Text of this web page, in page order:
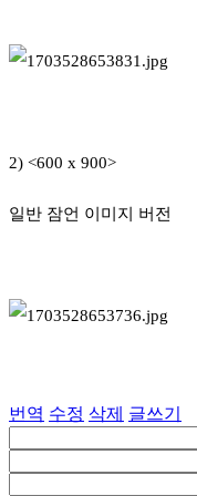
2) <600 x 900>
일반 잠언 이미지 버전
번역 수정 삭제 글쓰기